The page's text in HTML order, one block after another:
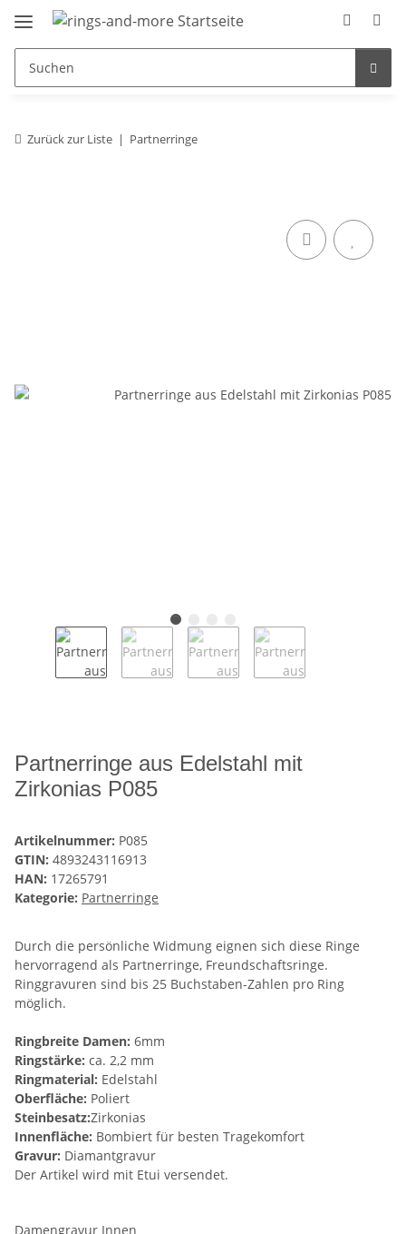
Zurück zur Liste Partnerringe
Partnerringe aus Edelstahl mit
Zirkonias P085
Artikelnummer: P085
GTIN: 4893243116913
HAN: 17265791
Kategorie: Partnerringe
Durch die persönliche Widmung eignen sich diese Ringe
hervorragend als Partnerringe, Freundschaftsringe.
Ringgravuren sind bis 25 Buchstaben-Zahlen pro Ring
möglich.
Ringbreite Damen: 6mm
Ringstärke: ca. 2,2 mm
Ringmaterial: Edelstahl
Oberfläche: Poliert
Steinbesatz:Zirkonias
Innenfläche: Bombiert für besten Tragekomfort
Gravur: Diamantgravur
Der Artikel wird mit Etui versendet.
Damengravur Innen